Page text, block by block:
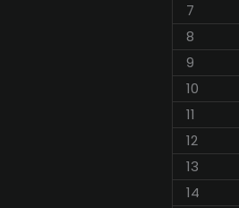
7
8
9
10
11
12
13
14